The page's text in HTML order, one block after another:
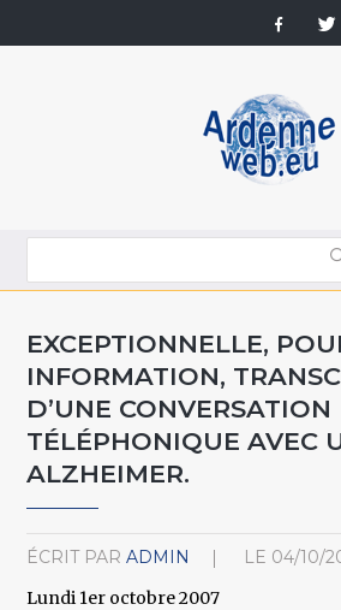
EXCEPTIONNELLE,
INFORMATION,
D’UNE CONVERSATION
TÉLÉPHONIQUE AVEC
ALZHEIMER.
ÉCRIT PAR ADMIN LE 04/10/
Lundi 1er octobre 2007